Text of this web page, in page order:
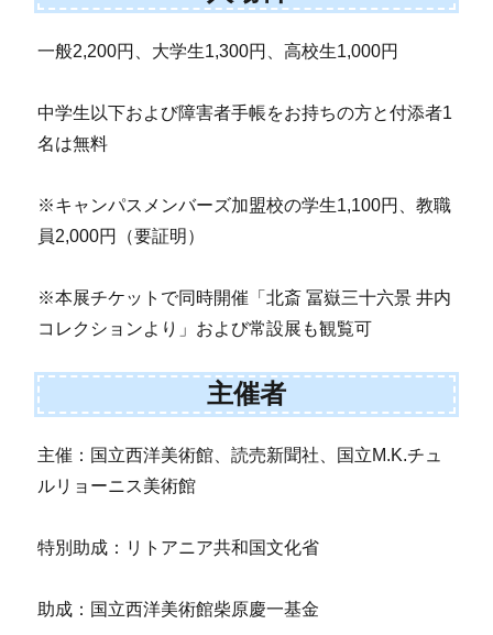
一般2,200円、大学生1,300円、高校生1,000円
中学生以下および障害者手帳をお持ちの方と付添者1
名は無料
※キャンパスメンバーズ加盟校の学生1,100円、教職
員2,000円（要証明）
※本展チケットで同時開催「北斎 冨嶽三十六景 井内
コレクションより」および常設展も観覧可
主催者
主催：国立西洋美術館、読売新聞社、国立M.K.チュ
ルリョーニス美術館
特別助成：リトアニア共和国文化省
助成：国立西洋美術館柴原慶一基金